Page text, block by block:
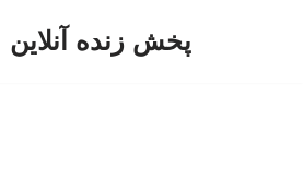
پخش زنده آنلاین